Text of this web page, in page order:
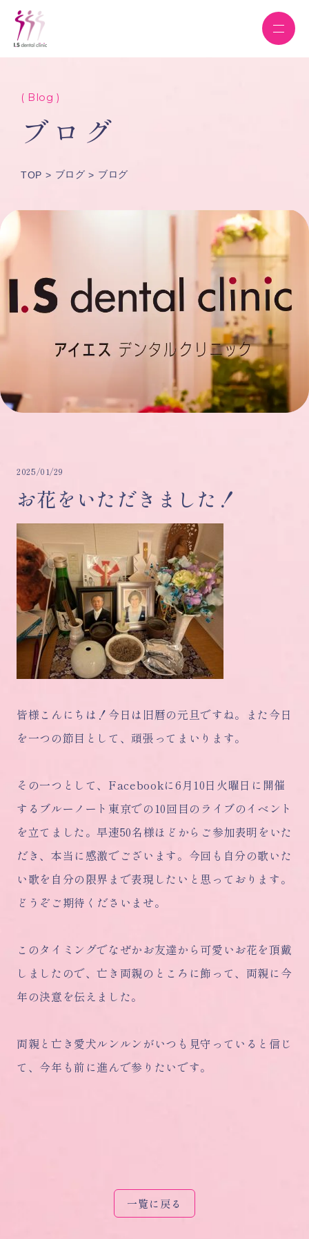
( Blog )
ブログ
TOP ブログ ブログ
2025/01/29
お花をいただきました！
皆様こんにちは！今日は旧暦の元旦ですね。また今日
を一つの節目として、頑張ってまいります。
その一つとして、Facebookに6月10日火曜日に開催
するブルーノート東京での10回目のライブのイベント
を立てました。早速50名様ほどからご参加表明をいた
だき、本当に感激でございます。今回も自分の歌いた
い歌を自分の限界まで表現したいと思っております。
どうぞご期待くださいませ。
このタイミングでなぜかお友達から可愛いお花を頂戴
しましたので、亡き両親のところに飾って、両親に今
年の決意を伝えました。
両親と亡き愛犬ルンルンがいつも見守っていると信じ
て、今年も前に進んで参りたいです。
一覧に戻る